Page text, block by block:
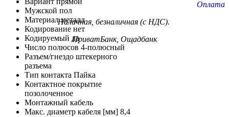
Оплата
Наличная, безналичная (с НДС).
ПриватБанк, Ощадбанк
Мужской пол
Материал металл
Кодирование нет
Кодируемый да
Число полюсов 4-полюсный
Разъем/гнездо штекерного
разъема
Тип контакта Пайка
Контактное покрытие
позолоченное
Монтажный кабель
Макс. диаметр кабеля [мм] 8,4